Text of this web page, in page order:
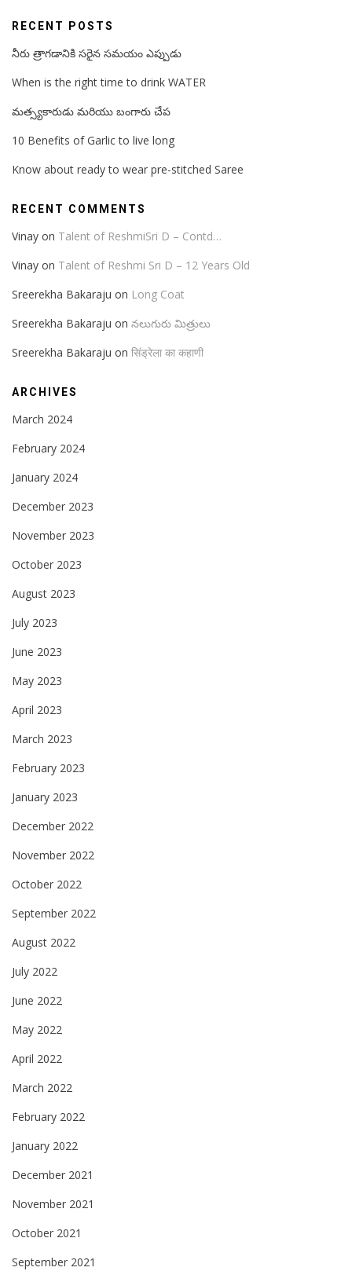
RECENT POSTS
నీరు త్రాగడానికి సరైన సమయం ఎప్పుడు
When is the right time to drink WATER
మత్స్యకారుడు మరియు బంగారు చేప
10 Benefits of Garlic to live long
Know about ready to wear pre-stitched Saree
RECENT COMMENTS
Vinay on Talent of ReshmiSri D – Contd…
Vinay on Talent of Reshmi Sri D – 12 Years Old
Sreerekha Bakaraju on Long Coat
Sreerekha Bakaraju on నలుగురు మిత్రులు
Sreerekha Bakaraju on सिंड्रेला का कहाणी
ARCHIVES
March 2024
February 2024
January 2024
December 2023
November 2023
October 2023
August 2023
July 2023
June 2023
May 2023
April 2023
March 2023
February 2023
January 2023
December 2022
November 2022
October 2022
September 2022
August 2022
July 2022
June 2022
May 2022
April 2022
March 2022
February 2022
January 2022
December 2021
November 2021
October 2021
September 2021